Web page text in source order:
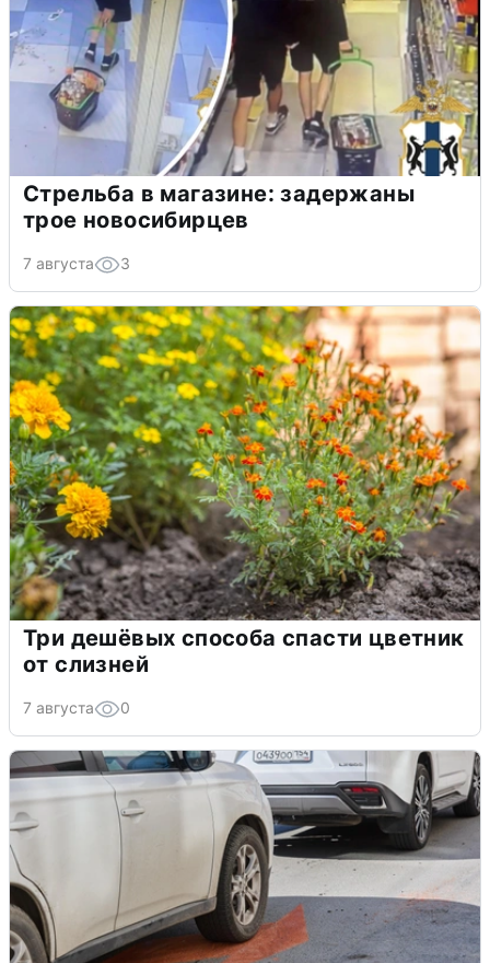
Стрельба в магазине: задержаны
трое новосибирцев
7 августа 3
Три дешёвых способа спасти цветник
от слизней
7 августа 0